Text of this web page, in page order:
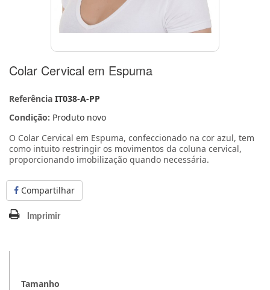
Colar Cervical em Espuma
Referência IT038-A-PP
Condição: Produto novo
O Colar Cervical em Espuma, confeccionado na cor azul, tem
como intuito restringir os movimentos da coluna cervical,
proporcionando imobilização quando necessária.
Compartilhar
Imprimir
Tamanho